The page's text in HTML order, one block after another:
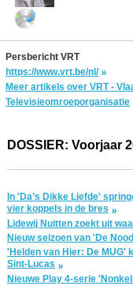
Persbericht VRT
https://www.vrt.be/nl/
Meer artikels over VRT -
Televisieomroeporganisatie
DOSSIER: Voorjaar
In 'Da’s Dikke Liefde'
vier koppels in de bres
Lidewij Nuitten zoekt uit
Nieuw seizoen van 'De
'Helden van Hier: De MUG'
Sint-Lucas
Nieuwe Play 4-serie